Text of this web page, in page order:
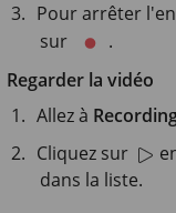
Pour arrêter
sur
.
Regarder la vidéo
Allez à
Cliquez sur
dans la liste.